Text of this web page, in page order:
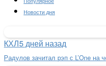
Новости дня
КХЛ5 дней назад
Радулов зачитал рэп с L’One на